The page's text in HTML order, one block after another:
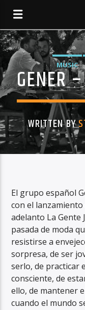
CURRENT TRACK
TITLE
ARTIST
MUSIC
GENER
WRITTEN BY
El grupo español
con el
adelanto La Gente
pasada de moda
resistirse a
sorpresa, de ser
serlo, de practicar
consciente, de
ello, de mantener
cuando el mundo